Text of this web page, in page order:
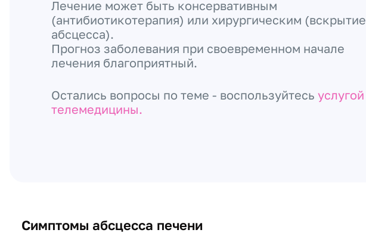
Лечение может быть консервативным
(антибиотикотерапия) или хирургическим (вскрытие
абсцесса).
Прогноз заболевания при своевременном начале
лечения благоприятный.
Остались вопросы по теме - воспользуйтесь услугой
телемедицины.
Симптомы абсцесса печени